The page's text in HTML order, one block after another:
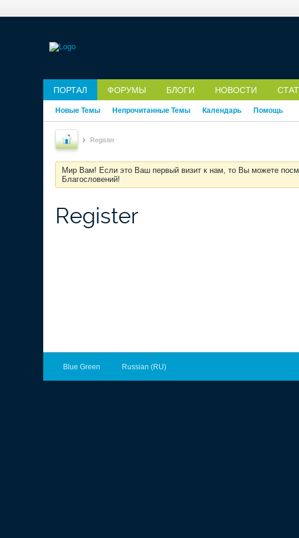
ПОРТАЛ ФОРУМЫ БЛОГИ НОВОСТИ
Новые Темы Непрочитанные Темы Календарь Помощь
Register
Мир Вам! Если это Ваш первый визит к нам, то Вы можете
Благословений!
Register
Blue Green Russian (RU)